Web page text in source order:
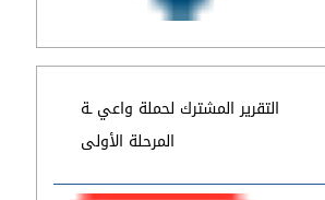
التقرير المشترك لحملة واعي ـة
المرحلة الأولى